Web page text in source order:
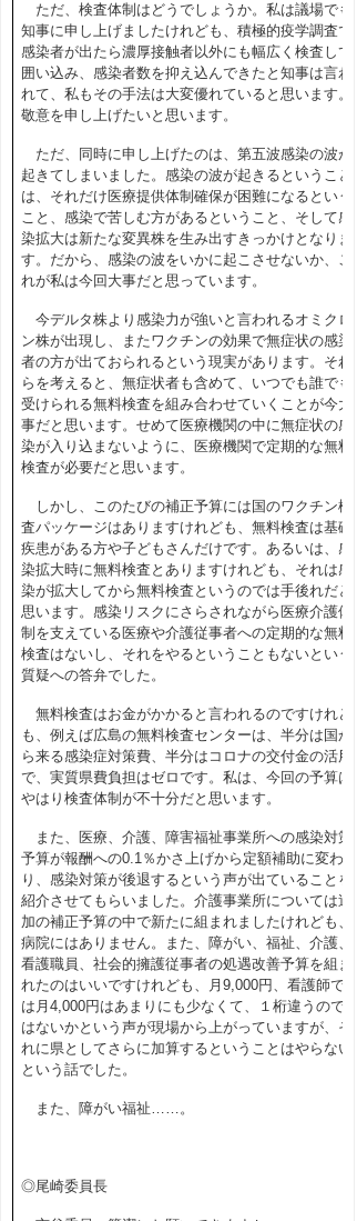
ただ、検査体制はどうでしょうか。私は議場でも
知事に申し上げましたけれども、積極的疫学調査で
感染者が出たら濃厚接触者以外にも幅広く検査して
囲い込み、感染者数を抑え込んできたと知事は言わ
れて、私もその手法は大変優れていると思います。
敬意を申し上げたいと思います。
ただ、同時に申し上げたのは、第五波感染の波が
起きてしまいました。感染の波が起きるということ
は、それだけ医療提供体制確保が困難になるという
こと、感染で苦しむ方があるということ、そして感
染拡大は新たな変異株を生み出すきっかけとなりま
す。だから、感染の波をいかに起こさせないか、こ
れが私は今回大事だと思っています。
今デルタ株より感染力が強いと言われるオミクロ
ン株が出現し、またワクチンの効果で無症状の感染
者の方が出ておられるという現実があります。それ
らを考えると、無症状者も含めて、いつでも誰でも
受けられる無料検査を組み合わせていくことが今大
事だと思います。せめて医療機関の中に無症状の感
染が入り込まないように、医療機関で定期的な無料
検査が必要だと思います。
しかし、このたびの補正予算には国のワクチン検
査パッケージはありますけれども、無料検査は基礎
疾患がある方や子どもさんだけです。あるいは、感
染拡大時に無料検査とありますけれども、それは感
染が拡大してから無料検査というのでは手後れだと
思います。感染リスクにさらされながら医療介護体
制を支えている医療や介護従事者への定期的な無料
検査はないし、それをやるということもないという
質疑への答弁でした。
無料検査はお金がかかると言われるのですけれど
も、例えば広島の無料検査センターは、半分は国か
ら来る感染症対策費、半分はコロナの交付金の活用
で、実質県費負担はゼロです。私は、今回の予算は
やはり検査体制が不十分だと思います。
また、医療、介護、障害福祉事業所への感染対策
予算が報酬への0.1％かさ上げから定額補助に変わ
り、感染対策が後退するという声が出ていることを
紹介させてもらいました。介護事業所については追
加の補正予算の中で新たに組まれましたけれども、
病院にはありません。また、障がい、福祉、介護、
看護職員、社会的擁護従事者の処遇改善予算を組ま
れたのはいいですけれども、月 9,000円、看護師で
は月 4,000円はあまりにも少なくて、１桁違うので
はないかという声が現場から上がっていますが、そ
れに県としてさらに加算するということはやらない
という話でした。
また、障がい福祉……。
◎尾崎委員長